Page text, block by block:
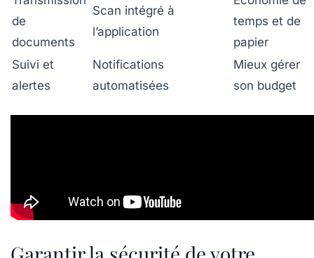
de
documents
Scan intégré à
l’application
temps et de
papier
Suivi et
alertes
Notifications
automatisées
Mieux gérer
son budget